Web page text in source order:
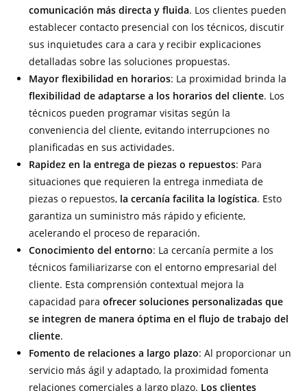
comunicación más directa y fluida. Los clientes pueden
establecer contacto presencial con los técnicos, discutir
sus inquietudes cara a cara y recibir explicaciones
detalladas sobre las soluciones propuestas.
Mayor flexibilidad en horarios: La proximidad brinda la
flexibilidad de adaptarse a los horarios del cliente. Los
técnicos pueden programar visitas según la
conveniencia del cliente, evitando interrupciones no
planificadas en sus actividades.
Rapidez en la entrega de piezas o repuestos: Para
situaciones que requieren la entrega inmediata de
piezas o repuestos, la cercanía facilita la logística. Esto
garantiza un suministro más rápido y eficiente,
acelerando el proceso de reparación.
Conocimiento del entorno: La cercanía permite a los
técnicos familiarizarse con el entorno empresarial del
cliente. Esta comprensión contextual mejora la
capacidad paraofrecer soluciones personalizadas que
se integren de manera óptima en el flujo de trabajo del
cliente.
Fomento de relaciones a largo plazo: Al proporcionar un
servicio más ágil y adaptado, la proximidad fomenta
relaciones comerciales a largo plazo. Los clientes